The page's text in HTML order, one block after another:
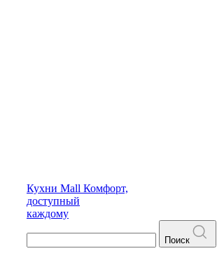
Кухни Mall Комфорт,
доступный
каждому
Поиск